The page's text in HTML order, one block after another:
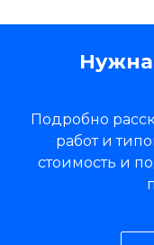
Нужна
Подробно
работ и
стоимость и